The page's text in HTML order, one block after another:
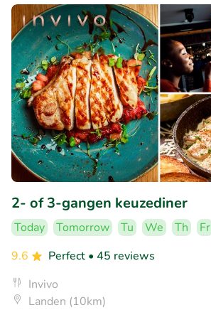
2- of 3-gangen keuzediner
Today Tomorrow Tu We Th
Fr
9.6
Perfect • 45 reviews
Invivo
Landen (10km)